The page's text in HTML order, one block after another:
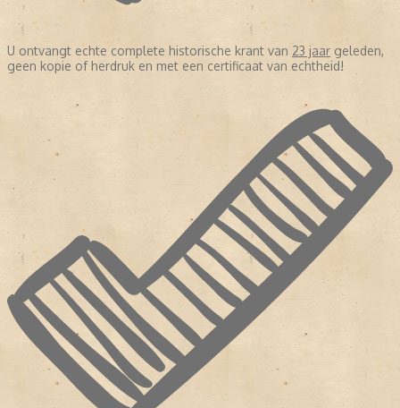
U ontvangt echte complete historische krant van 23 jaar geleden,
geen kopie of herdruk en met een certificaat van echtheid!